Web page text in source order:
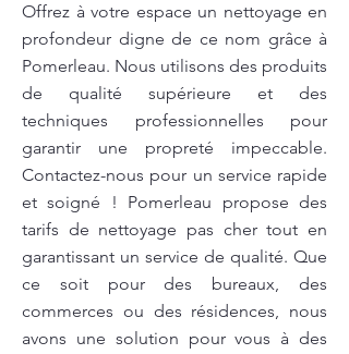
Offrez à votre espace un nettoyage en
profondeur digne de ce nom grâce à
Pomerleau. Nous utilisons des produits
de qualité supérieure et des
techniques professionnelles pour
garantir une propreté impeccable.
Contactez-nous pour un service rapide
et soigné ! Pomerleau propose des
tarifs de nettoyage pas cher tout en
garantissant un service de qualité. Que
ce soit pour des bureaux, des
commerces ou des résidences, nous
avons une solution pour vous à des